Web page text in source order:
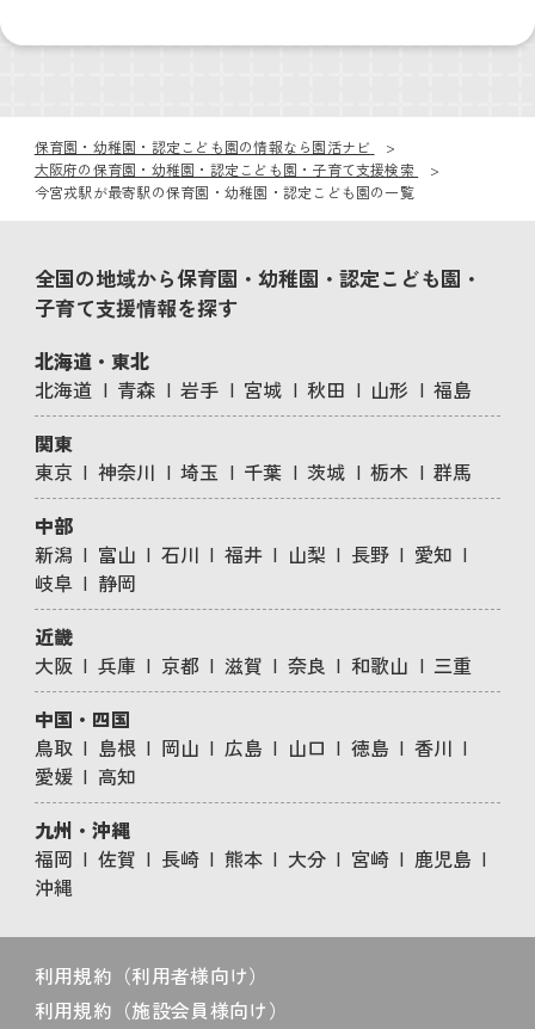
保育園・幼稚園・認定こども園の情報なら園活ナビ
大阪府の保育園・幼稚園・認定こども園・子育て支援検索
今宮戎駅が最寄駅の保育園・幼稚園・認定こども園の一覧
全国の地域から保育園・幼稚園・認定こども園・
子育て支援情報を探す
北海道・東北
北海道
青森 岩手 宮城 秋田 山形
福島
関東
東京
神奈川 埼玉 千葉 茨城 栃木
群馬
中部
新潟
富山 石川 福井 山梨 長野
愛知
岐阜
静岡
近畿
大阪
兵庫 京都 滋賀 奈良 和歌山
三重
中国・四国
鳥取
島根 岡山 広島 山口 徳島
香川
愛媛
高知
九州・沖縄
福岡
佐賀 長崎 熊本 大分 宮崎
鹿児島
沖縄
利用規約（利用者様向け）
利用規約（施設会員様向け）